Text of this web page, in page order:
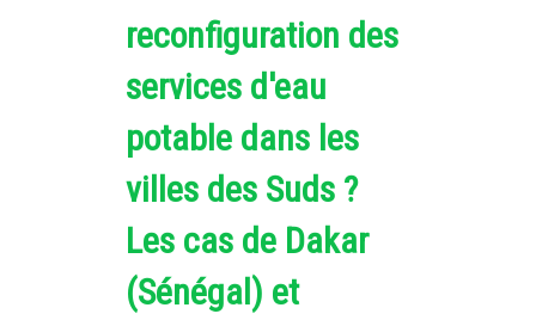
reconfiguration des
services d'eau
potable dans les
villes des Suds ?
Les cas de Dakar
(Sénégal) et